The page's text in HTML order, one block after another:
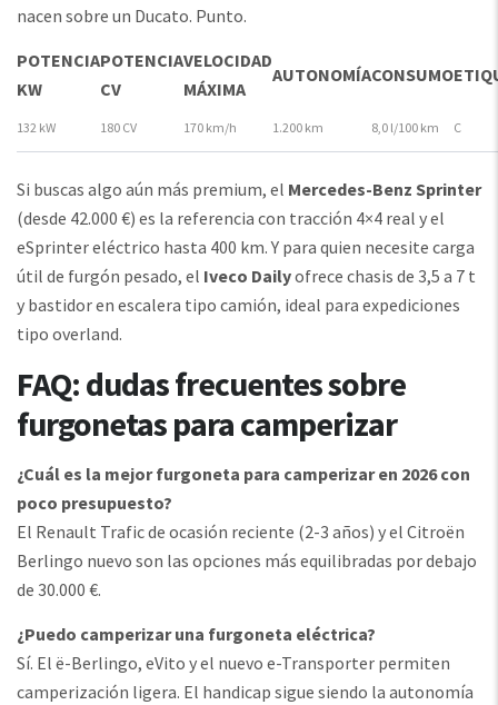
nacen sobre un Ducato. Punto.
POTENCIA
KW
POTENCIA
CV
VELOCIDAD
MÁXIMA
AUTONOMÍACONSUMO
132 kW 180 CV 170 km/h 1.200 km 8,0 l/100 km C
Si buscas algo aún más premium, el Mercedes-Benz Sprinter
(desde 42.000 €) es la referencia con tracción 4×4 real y el
eSprinter eléctrico hasta 400 km. Y para quien necesite carga
útil de furgón pesado, el Iveco Dailyofrece chasis de 3,5 a 7 t
y bastidor en escalera tipo camión, ideal para expediciones
tipo overland.
FAQ: dudas frecuentes sobre
furgonetas para camperizar
¿Cuál es la mejor furgoneta para camperizar en 2026 con
poco presupuesto?
El Renault Trafic de ocasión reciente (2-3 años) y el Citroën
Berlingo nuevo son las opciones más equilibradas por debajo
de 30.000 €.
¿Puedo camperizar una furgoneta eléctrica?
Sí. El ë-Berlingo, eVito y el nuevo e-Transporter permiten
camperización ligera. El handicap sigue siendo la autonomía